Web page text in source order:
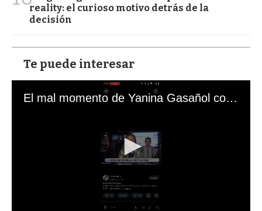
reality: el curioso motivo detrás de la
decisión
Te puede interesar
El mal momento de Yanina Gasañol con un hincha argentino en "Subrayado"